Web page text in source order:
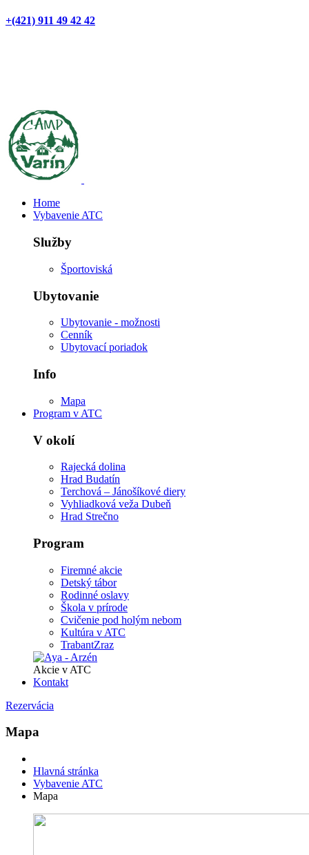
+(421) 911 49 42 42
Home
Vybavenie ATC
Služby
Športoviská
Ubytovanie
Ubytovanie - možnosti
Cenník
Ubytovací poriadok
Info
Mapa
Program v ATC
V okolí
Rajecká dolina
Hrad Budatín
Terchová – Jánošíkové diery
Vyhliadková veža Dubeň
Hrad Strečno
Program
Firemné akcie
Detský tábor
Rodinné oslavy
Škola v prírode
Cvičenie pod holým nebom
Kultúra v ATC
TrabantZraz
Akcie v ATC
Kontakt
Rezervácia
Mapa
Hlavná stránka
Vybavenie ATC
Mapa